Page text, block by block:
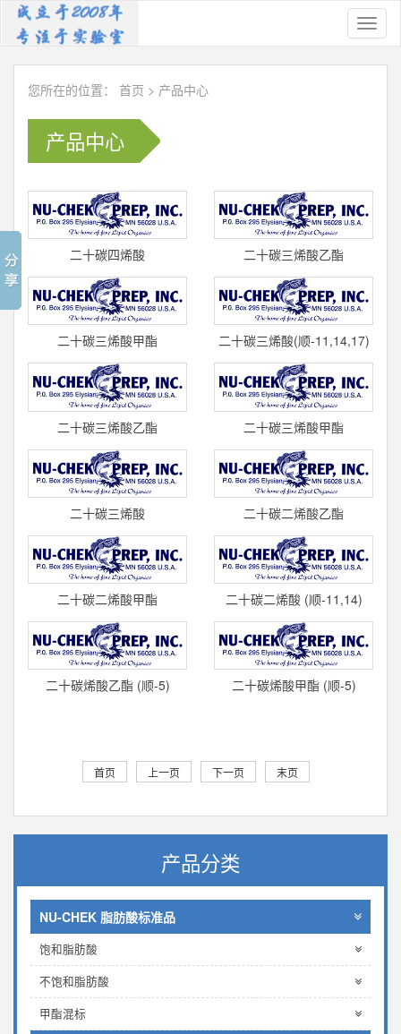
您所在的位置： 首页 > 产品中心
产品中心
二十碳四烯酸
(顺-5,8,11,14)/花生四烯酸
(C20:4) 标准品 U
二十碳三烯酸乙酯
(顺-11,14,17)(C20:3) 标准
品 U-70-E N
二十碳三烯酸甲酯
(顺-11,14,17)(C20:3) 标准
品 U-70-M c
二十碳三烯酸(顺-11,14,17)
(C20:3) 标准品 U-70-A cas
二十碳三烯酸乙酯
(顺-8,11,14)/HOMO-γ-亚麻
酸乙酯(C20:3)
二十碳三烯酸甲酯
(顺-8,11,14)/HOMO-γ-亚麻
酸甲酯(C20:3)
二十碳三烯酸
(顺-8,11,14)/HOMO-γ-亚麻
酸(C20:3) 标准品
二十碳二烯酸乙酯
(顺-11,14)(C20:2) 标准品 U-
68-E cas
二十碳二烯酸甲酯
(顺-11,14)(C20:2) 标准品 U-
68-M cas
二十碳二烯酸 (顺-11,14)
(C20:2) 标准品 U-68-A
cas#2
二十碳烯酸乙酯 (顺-5)
二十碳烯酸甲酯 (顺-5)
首页 上一页 下一页 末页
产品分类
NU-CHEK 脂肪酸标准品
饱和脂肪酸
不饱和脂肪酸
甲酯混标